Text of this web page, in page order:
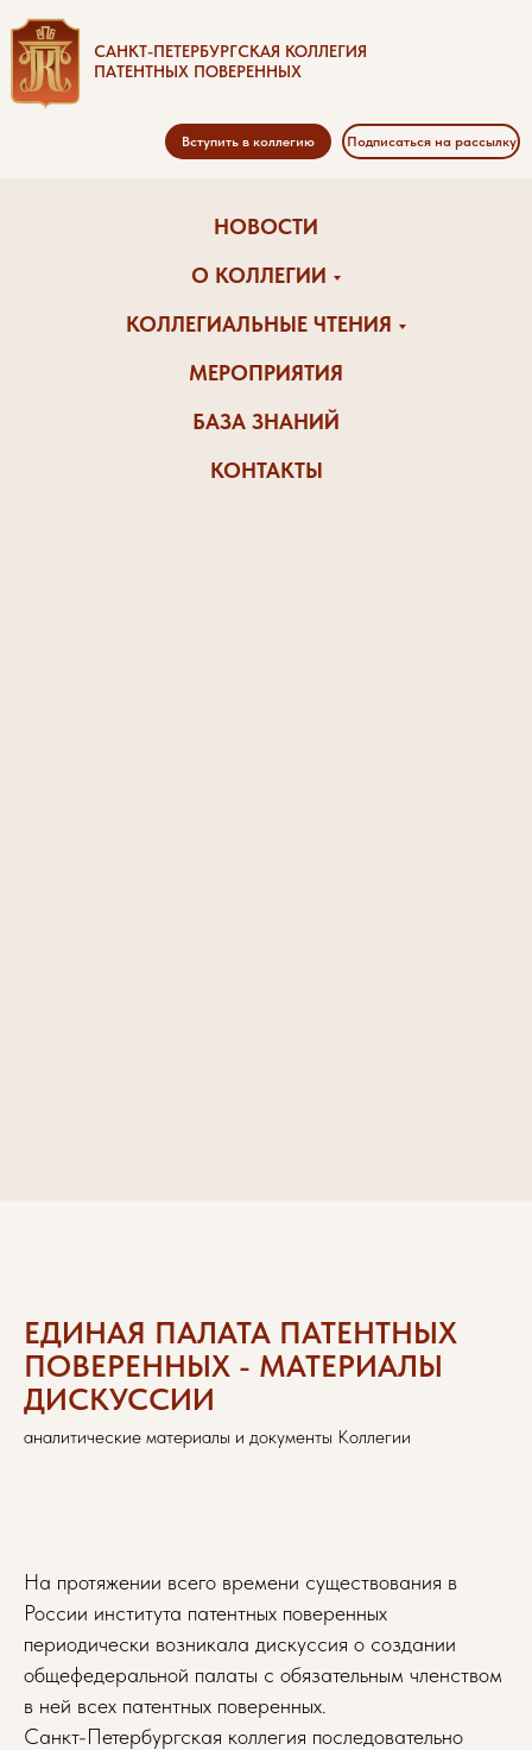
САНКТ-ПЕТЕРБУРГСКАЯ КОЛЛЕГИЯ
ПАТЕНТНЫХ ПОВЕРЕННЫХ
Вступить в коллегию Подписаться на рассылку
НОВОСТИ
О КОЛЛЕГИИ
КОЛЛЕГИАЛЬНЫЕ ЧТЕНИЯ
МЕРОПРИЯТИЯ
БАЗА ЗНАНИЙ
КОНТАКТЫ
ЕДИНАЯ ПАЛАТА ПАТЕНТНЫХ
ПОВЕРЕННЫХ - МАТЕРИАЛЫ
ДИСКУССИИ
аналитические материалы и документы Коллегии
На протяжении всего времени существования в
России института патентных поверенных
периодически возникала дискуссия о создании
общефедеральной палаты с обязательным членством
в ней всех патентных поверенных.
Санкт-Петербургская коллегия последовательно